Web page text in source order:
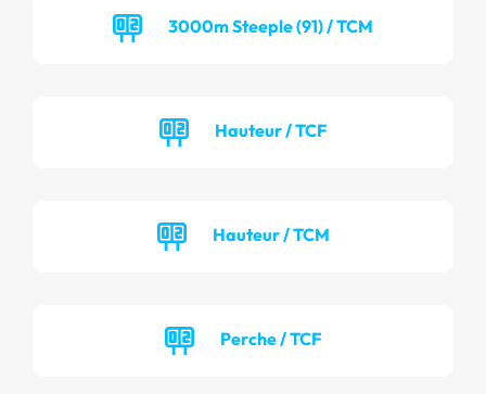
3000m Steeple (91) / TCM
Hauteur / TCF
Hauteur / TCM
Perche / TCF